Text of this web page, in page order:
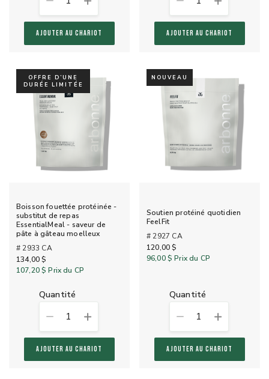
AJOUTER AU CHARIOT AJOUTER AU CHARIOT
OFFRE D’UNE
DURÉE LIMITÉE
Boisson fouettée protéinée -
substitut de repas
EssentialMeal - saveur de
pâte à gâteau moelleux
# 2933 CA
134,00 $
107,20 $ Prix du CP
quantité
1
AJOUTER AU CHARIOT
NOUVEAU
Soutien protéiné quotidien
FeelFit
# 2927 CA
120,00 $
96,00 $ Prix du CP
quantité
1
AJOUTER AU CHARIOT